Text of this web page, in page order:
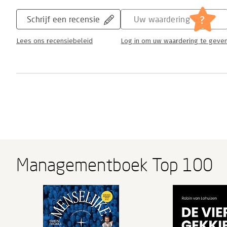
Schrijf een recensie
Lees ons recensiebeleid
Uw waardering ?
Log in om uw waardering te
Managementboek Top 100